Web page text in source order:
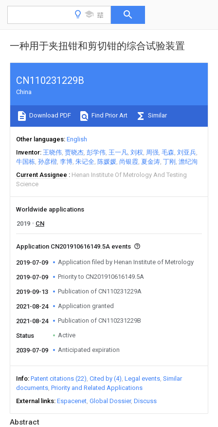
一种用于夹扭钳和剪切钳的综合试验装置
Abstract
CN110231229B
China
Download PDF Find Prior Art Similar
Other languages English
Inventor 王晓伟 贾晓杰 彭学伟 王一凡 刘权 周强 毛森 刘亚兵
牛国栋 孙彦楷 李博 朱记全 陈媛媛 尚银霞 夏金涛 丁刚 澹纪洵
Current Assignee
Henan Institute Of Metrology And Testing
Science
Worldwide applications
2019
CN
Application CN201910616149.5A events
2019-07-09 Application filed by Henan Institute of Metrology
2019-07-09 Priority to CN201910616149.5A
2019-09-13 Publication of CN110231229A
2021-08-24 Application granted
2021-08-24 Publication of CN110231229B
Status Active
2039-07-09 Anticipated expiration
Info Patent citations (22) Cited by (4) Legal events Similar
documents Priority and Related Applications
External links Espacenet Global Dossier Discuss